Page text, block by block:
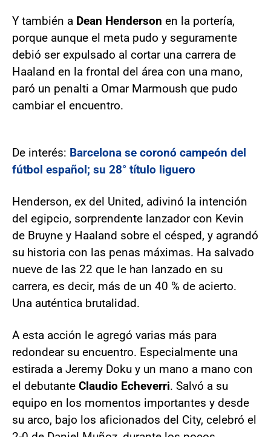
Y también a Dean Henderson en la portería,
porque aunque el meta pudo y seguramente
debió ser expulsado al cortar una carrera de
Haaland en la frontal del área con una mano,
paró un penalti a Omar Marmoush que pudo
cambiar el encuentro.
De interés: Barcelona se coronó campeón del
fútbol español; su 28° título liguero
Henderson, ex del United, adivinó la intención
del egipcio, sorprendente lanzador con Kevin
de Bruyne y Haaland sobre el césped, y agrandó
su historia con las penas máximas. Ha salvado
nueve de las 22 que le han lanzado en su
carrera, es decir, más de un 40 % de acierto.
Una auténtica brutalidad.
A esta acción le agregó varias más para
redondear su encuentro. Especialmente una
estirada a Jeremy Doku y un mano a mano con
el debutante Claudio Echeverri. Salvó a su
equipo en los momentos importantes y desde
su arco, bajo los aficionados del City, celebró el